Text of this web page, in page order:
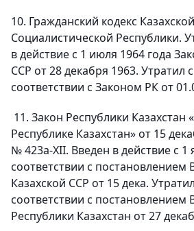
10. Гражданский кодекс
Социалистической Республики.
в действие с 1 июля 1964 года
ССР от 28 декабря 1963. Утратил
соответствии с Законом РК от
11. Закон Республики Казахстан
Республике Казахстан» от 15
№ 423a-XII. Введен в действие с 1
соответствии с постановлением
Казахской ССР от 15 дека.
соответствии с постановлением
Республики Казахстан от 27